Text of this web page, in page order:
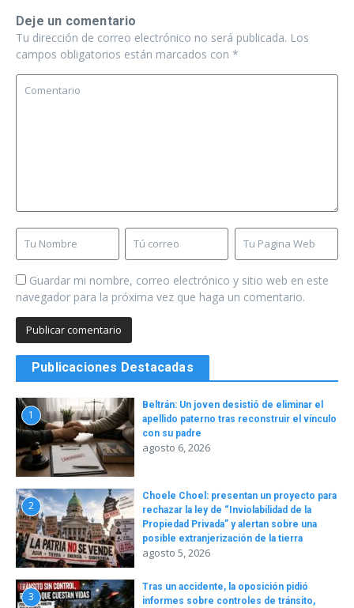
Deje un comentario
Tu dirección de correo electrónico no será publicada. Los
campos obligatorios están marcados con *
Guardar mi nombre, correo electrónico y sitio web en este
navegador para la próxima vez que haga un comentario.
Publicaciones Destacadas
1
Beltrán: Un joven desistió de eliminar el
apellido paterno tras reconstruir el vínculo
con su padre
agosto 6, 2026
2
Choele Choel: presentan un proyecto para
rechazar la ley de “Inviolabilidad de la
Propiedad Privada” y alertan sobre una
posible extranjerización de la tierra
agosto 5, 2026
3
Tras un accidente, la oposición pidió
informes sobre controles de tránsito,